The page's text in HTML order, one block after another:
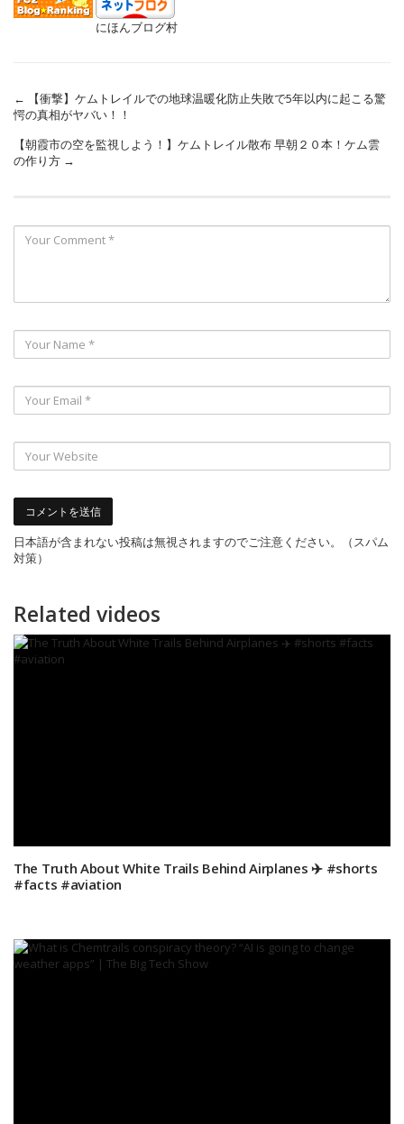
にほんブログ村
←
【衝撃】ケムトレイルでの地球温暖化防止失敗で5年以内に起こる驚
愕の真相がヤバい！！
【朝霞市の空を監視しよう！】ケムトレイル散布 早朝２０本！ケム雲
の作り方 →
日本語が含まれない投稿は無視されますのでご注意ください。（スパム
対策）
Related videos
The Truth About White Trails Behind Airplanes ✈️ #shorts
#facts #aviation⁠